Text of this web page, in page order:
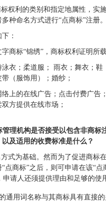
权利的类别和指定地属性，
种命名方式进行“点商标”注册。
：
商标“锦绣”，商标权利证明所
衣；柔道服； 雨衣；舞衣；
（服饰用）；婚纱；
上的在线广告；点击付费广
方提供在线市场；
理机构是否接受以包含非商
及适用的收费标准是什么？
式为基础。然而为了促进商标
点商标”之后，则可申请在该“
请人还须提供理由和足够的使
通用词名称与其商标具有直接的